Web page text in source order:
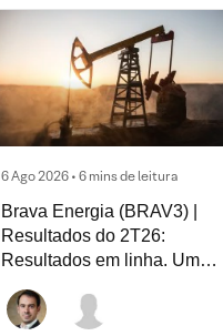
6 Ago 2026 • 6 mins de leitura
Brava Energia (BRAV3) |
Resultados do 2T26:
Resultados em linha. Um
novo capítulo à frente